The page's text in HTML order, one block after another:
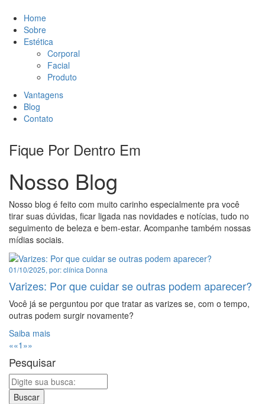
Home
Sobre
Estética
Corporal
Facial
Produto
Vantagens
Blog
Contato
Fique Por Dentro Em
Nosso Blog
Nosso blog é feito com muito carinho especialmente pra você
tirar suas dúvidas, ficar ligada nas novidades e notícias, tudo no
seguimento de beleza e bem-estar. Acompanhe também nossas
mídias sociais.
01/10/2025, por: clínica Donna
Varizes: Por que cuidar se outras podem aparecer?
Você já se perguntou por que tratar as varizes se, com o tempo,
outras podem surgir novamente?
Saiba mais
««1 »»
Pesquisar
Buscar